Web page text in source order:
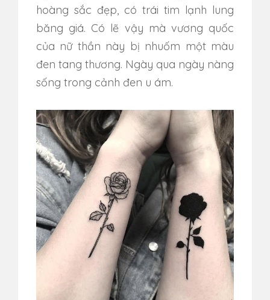
hoàng sắc đẹp, có trái tim lạnh lung
băng giá. Có lẽ vậy mà vương quốc
của nữ thần này bị nhuốm một màu
đen tang thương. Ngày qua ngày nàng
sống trong cảnh đen u ám.